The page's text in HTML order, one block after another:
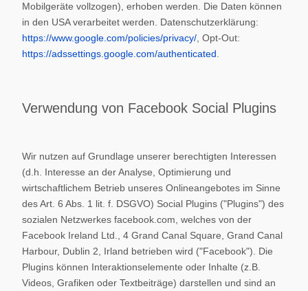
Mobilgeräte vollzogen), erhoben werden. Die Daten können
in den USA verarbeitet werden. Datenschutzerklärung:
https://www.google.com/policies/privacy/ , Opt-Out:
https://adssettings.google.com/authenticated
Verwendung von Facebook Social Plugins
Wir nutzen auf Grundlage unserer berechtigten Interessen
(d.h. Interesse an der Analyse, Optimierung und
wirtschaftlichem Betrieb unseres Onlineangebotes im Sinne
des Art. 6 Abs. 1 lit. f. DSGVO) Social Plugins ("Plugins") des
sozialen Netzwerkes facebook.com, welches von der
Facebook Ireland Ltd., 4 Grand Canal Square, Grand Canal
Harbour, Dublin 2, Irland betrieben wird ("Facebook"). Die
Plugins können Interaktionselemente oder Inhalte (z.B.
Videos, Grafiken oder Textbeiträge) darstellen und sind an